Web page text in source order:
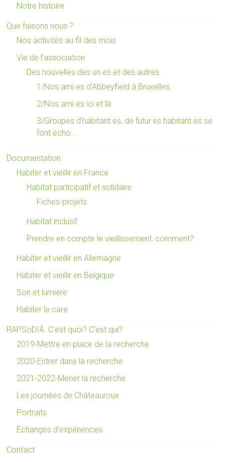
Notre histoire
Que faisons nous ?
Nos activités au fil des mois
Vie de l’association
Des nouvelles des un.es et des autres
1/Nos ami.es d’Abbeyfield à Bruxelles
2/Nos ami.es ici et là
3/Groupes d’habitant.es, de futur.es habitant.es se
font écho….
Documentation
Habiter et vieillir en France
Habitat participatif et solidaire
Fiches-projets
Habitat inclusif
Prendre en compte le vieillissement, comment?
Habiter et vieillir en Allemagne
Habiter et vieillir en Belgique
Son et lumière
Habiter le care
RAPSoDIÂ. C’est quoi? C’est qui?
2019-Mettre en place de la recherche
2020-Entrer dans la recherche
2021-2022-Mener la recherche
Les journées de Châteauroux
Portraits
Échanges d’expériences
Contact